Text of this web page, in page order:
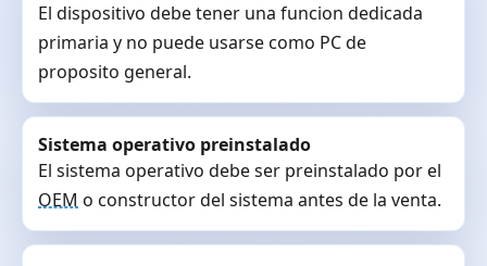
El dispositivo debe tener una funcion dedicada
primaria y no puede usarse como PC de
proposito general.
Sistema operativo preinstalado
El sistema operativo debe ser preinstalado por el
OEM o constructor del sistema antes de la venta.